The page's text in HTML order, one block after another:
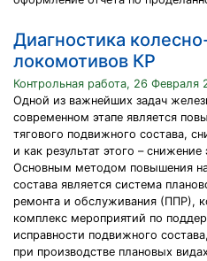
Диагностика
локомотивов КР
Контрольная работа, 26 Февраля
Одной из важнейших задач
современном этапе является
тягового подвижного состава,
и как результат этого –
Основным методом повышения
состава является система
ремонта и обслуживания (ППР),
комплекс мероприятий по
исправности подвижного
при производстве плановых